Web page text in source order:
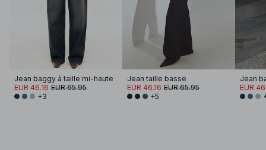
Jean baggy à taille mi-haute
EUR 46.16 EUR 65.95
+3
Jean taille basse
EUR 46.16 EUR 65.95
+5
Jean
EUR